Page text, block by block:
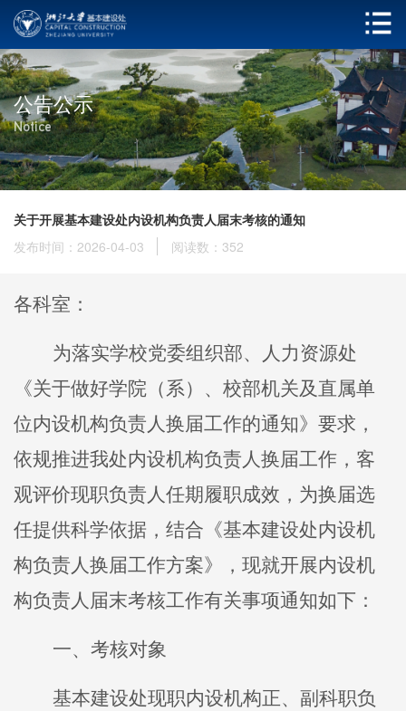
公告公示
Notice
关于开展基本建设处内设机构负责人届末考核的通知
发布时间：2026-04-03
阅读数： 352
各科室：
为落实学校党委组织部、人力资源处
《关于做好学院（系）、校部机关及直属单
位内设机构负责人换届工作的通知》要求，
依规推进我处内设机构负责人换届工作，客
观评价现职负责人任期履职成效，为换届选
任提供科学依据，结合《基本建设处内设机
构负责人换届工作方案》，现就开展内设机
构负责人届末考核工作有关事项通知如下：
一、考核对象
基本建设处现职内设机构正、副科职负